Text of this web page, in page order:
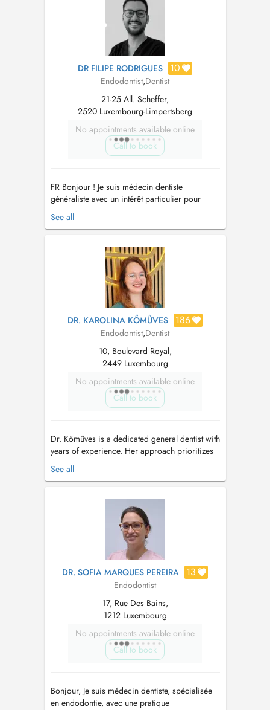
DR FILIPE RODRIGUES 10
Endodontist,Dentist
21-25 All. Scheffer,
2520 Luxembourg-Limpertsberg
No appointments available online
Call to book
FR Bonjour ! Je suis médecin dentiste
généraliste avec un intérêt particulier pour
l'endodontie ainsi qu'une formation continue
approfondie dans ce domaine. Mon objectif
centrés sur le patient, à travers une approche
conservatrice et minimale...
See all
DR. KAROLINA KŐMŰVES 186
Endodontist,Dentist
10, Boulevard Royal,
2449 Luxembourg
No appointments available online
Call to book
Dr. Kőműves is a dedicated general dentist with
years of experience. Her approach prioritizes
not only your comfort, but also your trust by
delivering superior dental care. With an
offers comprehensive treatments tailored to
long-term oral health. Grad...
See all
DR. SOFIA MARQUES PEREIRA 13
Endodontist
17, Rue Des Bains,
1212 Luxembourg
No appointments available online
Call to book
Bonjour, Je suis médecin dentiste, spécialisée
en endodontie, avec une pratique